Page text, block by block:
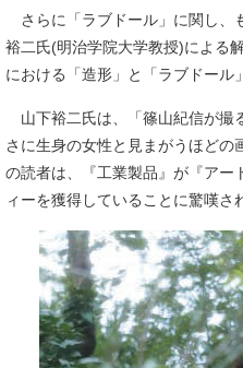
さらに「ラブドール」に関し、
裕二氏(明治学院大学教授)による
における「造形」と「ラブドール
山下裕二氏は、「篠山紀信が撮
さに生身の女性と見まがうほどの
の読者は、『工業製品』が『アー
ィーを獲得していることに驚嘆さ